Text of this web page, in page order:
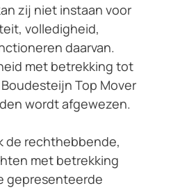
zij niet instaan voor
volledigheid,
daarvan.
met betrekking tot
Top Mover
wordt afgewezen.
de rechthebbende,
met betrekking
gepresenteerde